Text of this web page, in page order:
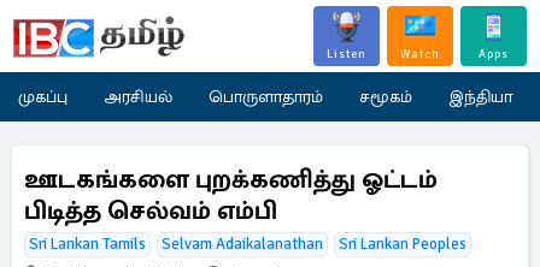
Listen Watch Apps
முகப்பு அரசியல் பொருளாதாரம் சமூகம் இந்தியா
ஊடகங்களை புறக்கணித்து ஓட்டம்
பிடித்த செல்வம் எம்பி
Sri Lankan Tamils Selvam Adaikalanathan
Sri Lankan Peoples